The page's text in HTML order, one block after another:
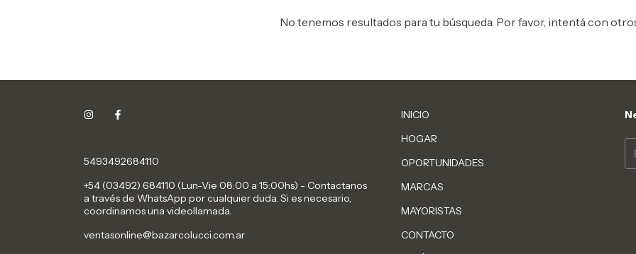
No tenemos resultados para tu búsqueda. Por favor, intentá con
5493492684110
+54 (03492) 684110 (Lun-Vie 08:00 a 15:00hs) - Contactanos
a través de WhatsApp por cualquier duda. Si es necesario,
coordinamos una videollamada.
ventasonline@bazarcolucci.com.ar
INICIO
HOGAR
OPORTUNIDADES
MARCAS
MAYORISTAS
CONTACTO